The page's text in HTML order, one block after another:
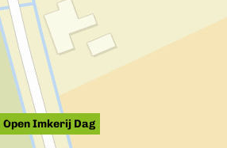
Open Imkerij Dag